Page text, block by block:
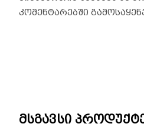
კომენტარებში
მსგავსი